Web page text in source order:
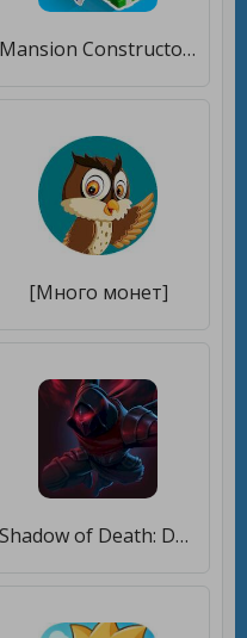
Mansion Constructor [Много монет]
[Много монет]
Shadow of Death: Dark Knight [Много монет]